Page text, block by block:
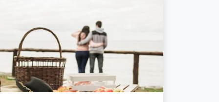
B.V. Handelsmaatschappij De Kever
Westeind 134
van de Graaf Beheer B.V.
Rembrandtlaan 71
Leeuw Financieel Advies
5